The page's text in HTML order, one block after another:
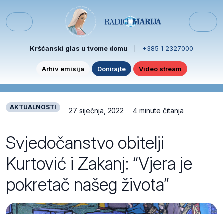
Menu
Kršćanski glas u tvome domu +385 1 2327000
Arhiv emisija Donirajte Video stream
AKTUALNOSTI 27 siječnja, 2022 4 minute čitanja
Svjedočanstvo obitelji
Kurtović i Zakanj: “Vjera je
pokretač našeg života”